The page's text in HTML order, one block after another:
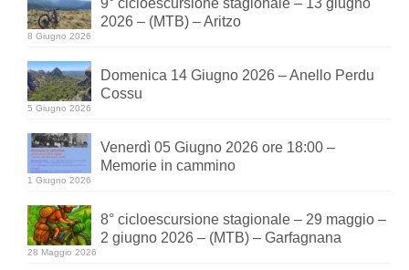
9° cicloescursione stagionale – 13 giugno
2026 – (MTB) – Aritzo
8 Giugno 2026
Domenica 14 Giugno 2026 – Anello Perdu
Cossu
5 Giugno 2026
Venerdì 05 Giugno 2026 ore 18:00 –
Memorie in cammino
1 Giugno 2026
8° cicloescursione stagionale – 29 maggio –
2 giugno 2026 – (MTB) – Garfagnana
28 Maggio 2026